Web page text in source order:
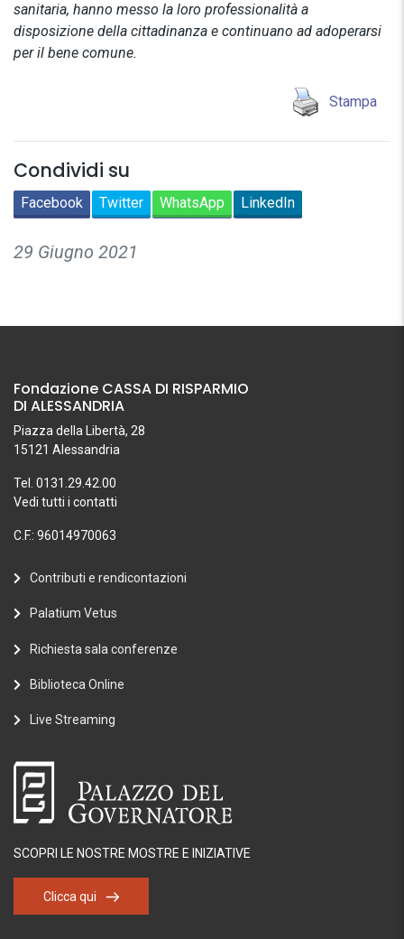
sanitaria, hanno messo la loro professionalità a
disposizione della cittadinanza e continuano ad adoperarsi
per il bene comune.
Stampa
Condividi su
Facebook Twitter WhatsApp LinkedIn
29 Giugno 2021
Fondazione CASSA DI RISPARMIO
DI ALESSANDRIA
Piazza della Libertà, 28
15121 Alessandria
Tel. 0131.29.42.00
Vedi tutti i contatti
C.F.: 96014970063
Contributi e rendicontazioni
Palatium Vetus
Richiesta sala conferenze
Biblioteca Online
Live Streaming
SCOPRI LE NOSTRE MOSTRE E INIZIATIVE
Clicca qui